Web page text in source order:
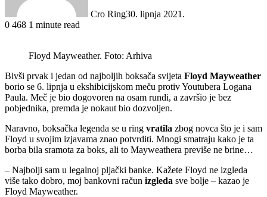
Cro Ring30. lipnja 2021.
0 468 1 minute read
Floyd Mayweather. Foto: Arhiva
Bivši prvak i jedan od najboljih boksača svijeta Floyd Mayweather
borio se 6. lipnja u ekshibicijskom meču protiv Youtubera Logana
Paula. Meč je bio dogovoren na osam rundi, a završio je bez
pobjednika, premda je nokaut bio dozvoljen.
Naravno, boksačka legenda se u ring vratila zbog novca što je i sam
Floyd u svojim izjavama znao potvrditi. Mnogi smatraju kako je ta
borba bila sramota za boks, ali to Mayweathera previše ne brine…
– Najbolji sam u legalnoj pljački banke. Kažete Floyd ne izgleda
više tako dobro, moj bankovni račun izgleda sve bolje – kazao je
Floyd Mayweather.